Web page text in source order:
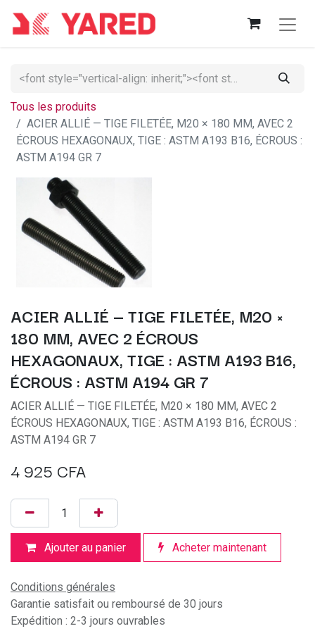
Tous les produits
ACIER ALLIÉ — TIGE FILETÉE, M20 × 180 MM, AVEC 2
ÉCROUS HEXAGONAUX, TIGE : ASTM A193 B16, ÉCROUS :
ASTM A194 GR 7
ACIER ALLIÉ — TIGE FILETÉE, M20 ×
180 MM, AVEC 2 ÉCROUS
HEXAGONAUX, TIGE : ASTM A193 B16,
ÉCROUS : ASTM A194 GR 7
ACIER ALLIÉ — TIGE FILETÉE, M20 × 180 MM, AVEC 2
ÉCROUS HEXAGONAUX, TIGE : ASTM A193 B16, ÉCROUS :
ASTM A194 GR 7
4 925 CFA
Ajouter au panier Acheter maintenant
Conditions générales
Garantie satisfait ou remboursé de 30 jours
Expédition : 2-3 jours ouvrables